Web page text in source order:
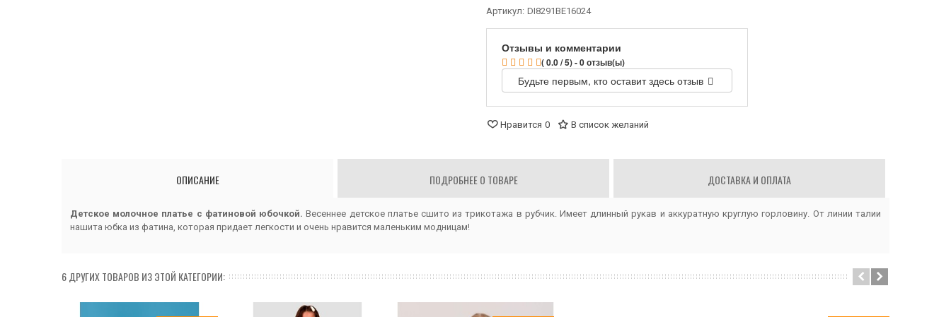
Артикул: DI8291BE16024
Отзывы и комментарии
( 0.0 / 5) - 0 отзыв(ы)
Будьте первым, кто оставит здесь отзыв
Нравится 0 В список желаний
ОПИСАНИЕ ПОДРОБНЕЕ О ТОВАРЕ ДОСТАВКА И ОПЛАТА
Детское молочное платье с фатиновой юбочкой.Весеннее детское платье сшито из трикотажа в рубчик. Имеет длинный рукав и аккуратную круглую горловину. От линии талии
нашита юбка из фатина, которая придает легкости и очень нравится маленьким модницам!
6 ДРУГИХ ТОВАРОВ ИЗ ЭТОЙ КАТЕГОРИИ: